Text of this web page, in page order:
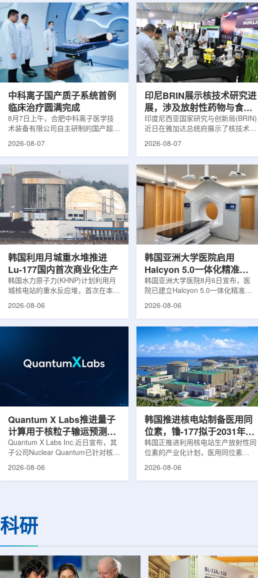
中科离子国产质子系统首例
临床治疗圆满完成
8月7日上午，合肥中科离子医学技
术装备有限公司自主研制的国产超导
回旋质子治疗系统，在合肥离子医学
治疗系统的重要突破。本例受试者为
肺癌患者。试验所用的超导质子治疗
系统，搭载中科离子自主研发的
SC240超导回旋加速器，具有超大照
射野、360°全周束流配送能力。治
疗全程依托多模融合4D图像引导精
准定位，能实现动态适配、精准治
疗。设备运行平稳低噪，治疗控制软
2026-08-07
印尼BRIN展示核技术研究进
展，涉及放射性药物与食品
辐照应用
印度尼西亚国家研究与创新局(BRIN)
近日在雅加达总统府展示了核技术研
究成果。BRIN局长阿里夫·萨特里亚
粮食和健康等领域。在健康领域，
BRIN正在开发用于核医学的放射性
药物。这类药物含有放射性物质，可
用于癌症诊断和治疗。阿里夫表示，
放射性药物研发对癌症识别和治疗具
有重要意义。在食品领域，BRIN将
核技术用于食品保鲜，重点包括出口
水果的辐照处理。阿里夫介绍，一些
2026-08-07
韩国利用月城重水堆推进
Lu-177国内首次商业化生产
韩国水力原子力(KHNP)计划利用月
城核电站的重水反应堆，首次在本土
生产用于癌症治疗的放射性同位素
元化的供应链并缩短运输时间。此次
计划的首要目标是实现镥-177的商业
化生产，预计在2028年进行试生
产，并在2031年开始全面量产。之
后，韩国水力原子力还将扩大生产范
2026-08-06
韩国亚洲大学医院启用
Halcyon 5.0一体化精准放
射治疗方案
韩国亚洲大学医院8月6日宣布，医
院已建立Halcyon 5.0一体化精准放
射治疗解决方案，并开始全面用于患
实时运动管理整合到同一治疗流程
中，用于提升图像引导放射治疗的精
准度和安全性。此次实施方案以
Halcyon系统软件5.0版本为基础，集
成高分辨率锥形束CT成像系统
HyperSight、六自由度患者定位台
Dynamic Couch，以及表面引导放
射治疗系统IDENTIFY。亚洲大学医
2026-08-06
Quantum X Labs推进量子
计算用于核粒子输运预测模
拟
Quantum X Labs Inc.近日宣布，其
子公司Nuclear Quantum已针对核工
业计算模拟中的一项瓶颈提出新方
伴随较长运行时间，影响研发和优化
效率。Nuclear Quantum此次提出的
学能够直接在量子计算框架中表示和
模拟。...
2026-08-06
韩国推进核电站制备医用同
位素，镥-177拟于2031年商
业化生产
韩国正推进利用核电站生产放射性同
位素的产业化计划，医用同位素
镥-177(Lu-177)被列为首个商业化目
期约为6.6天，从生产、运输到药物
制备和患者给药...
2026-08-06
科研